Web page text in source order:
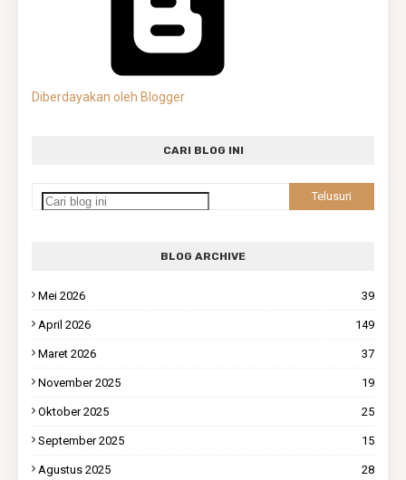
Diberdayakan oleh Blogger
CARI BLOG INI
BLOG ARCHIVE
Mei 2026 39
April 2026 149
Maret 2026 37
November 2025 19
Oktober 2025 25
September 2025 15
Agustus 2025 28